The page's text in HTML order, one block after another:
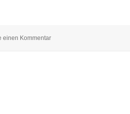
einen Kommentarzu Anleitung: Simple